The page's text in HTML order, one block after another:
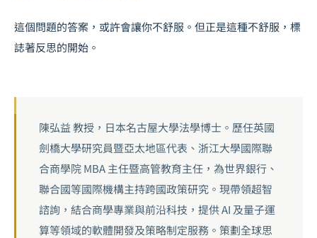
這個問題的答案，或許會讓你不舒服。但正是這種不舒服，標
誌著反思的開始。
陳弘益 教授，日本名古屋大學法學博士。歷任英國
劍橋大學研究員暨亞太地區代表、浙江大學國際聯
合商學院 MBA 主任暨高管教育主任，為世界銀行、
聯合國等國際機構主持跨國政策研究。現帶領超智
諮詢，結合商學專業與前沿科技，提供 AI 及量子運
算等領域的軟體開發及策略制定服務。策劃全球思